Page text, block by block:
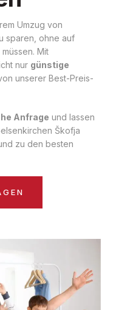
Umzug von
sparen, ohne auf
Mit
nur günstige
unserer Best-Preis-
Anfrage und lassen
Škofja
zu den besten